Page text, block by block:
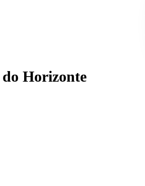
Horizonte